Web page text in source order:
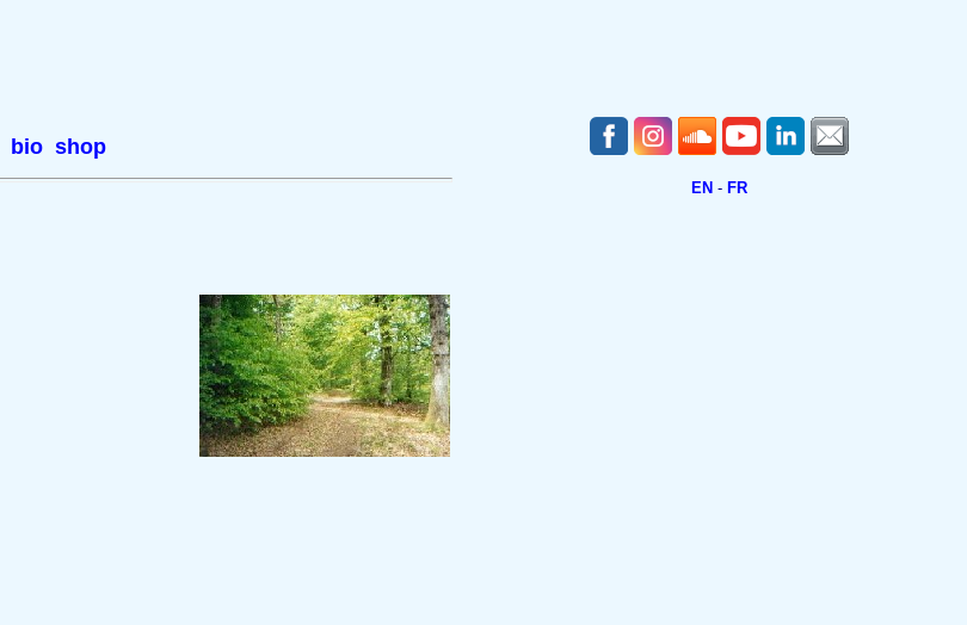
bio shop
EN - FR